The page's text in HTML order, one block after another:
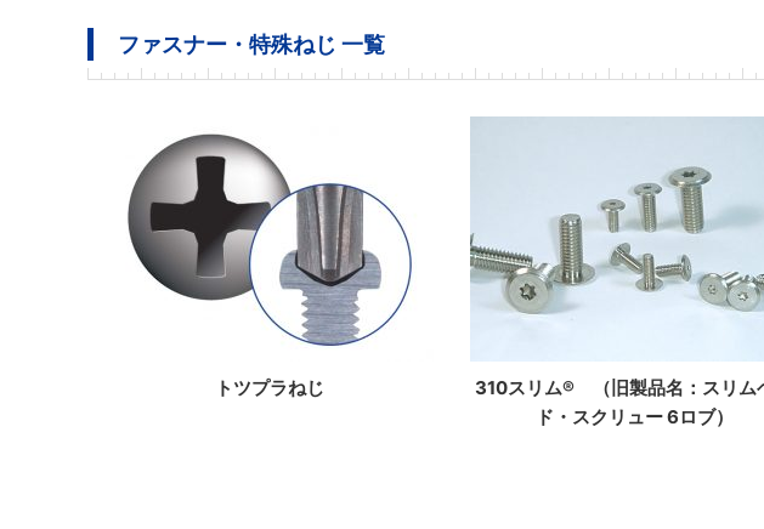
ファスナー・特殊ねじ 一覧
トツプラねじ
310スリム® （旧製品名：スリム
ド・スクリュー 6ロブ）